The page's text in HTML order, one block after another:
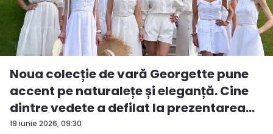
19 iunie 2026, 09:30
Noua colecție de vară Georgette pune
accent pe naturalețe și eleganță. Cine
dintre vedete a defilat la prezentarea
d...